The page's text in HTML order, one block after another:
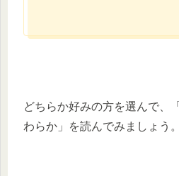
どちらか好みの方を選んで、
わらか」を読んでみましょう。